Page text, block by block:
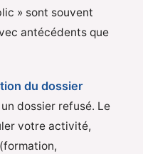
» sont souvent
antécédents que
du dossier
dossier refusé. Le
votre activité,